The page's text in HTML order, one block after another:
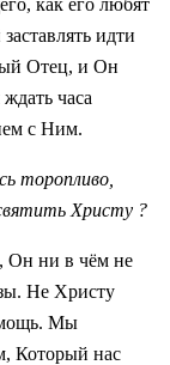
идти
Отец, и Он
часа
с Ним.
торопливо,
Христу ?
Он ни в чём не
Не Христу
Мы
Который нас